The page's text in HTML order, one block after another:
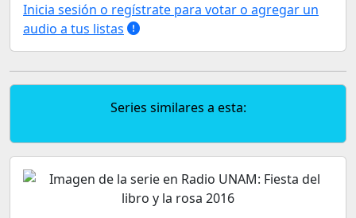
Inicia sesión o regístrate para votar o agregar un
audio a tus listas
Series similares a esta: